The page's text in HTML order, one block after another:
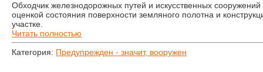
Обходчик железнодорожных путей и искусственных
оценкой состояния поверхности земляного полотна и
участке.
Читать полностью
Категория: Предупрежден - значит, вооружен